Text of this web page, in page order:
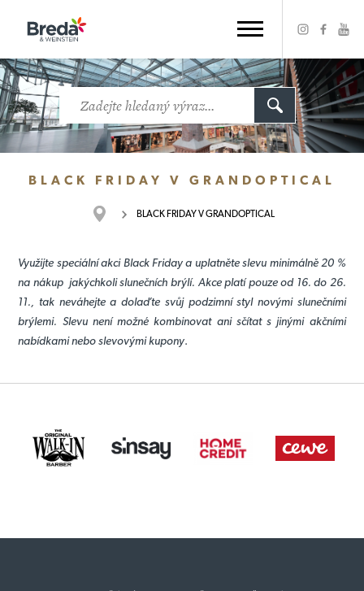
BLACK FRIDAY V GRANDOPTICAL
BLACK FRIDAY V GRANDOPTICAL
Využijte speciální akci Black Friday a uplatněte slevu minimálně 20 %
na nákup jakýchkoli slunečních brýlí. Akce platí pouze od 16. do 26.
11., tak neváhejte a dolaďte svůj podzimní styl novými slunečními
brýlemi. Slevu není možné kombinovat ani sčítat s jinými akčními
nabídkami nebo slevovými kupony.